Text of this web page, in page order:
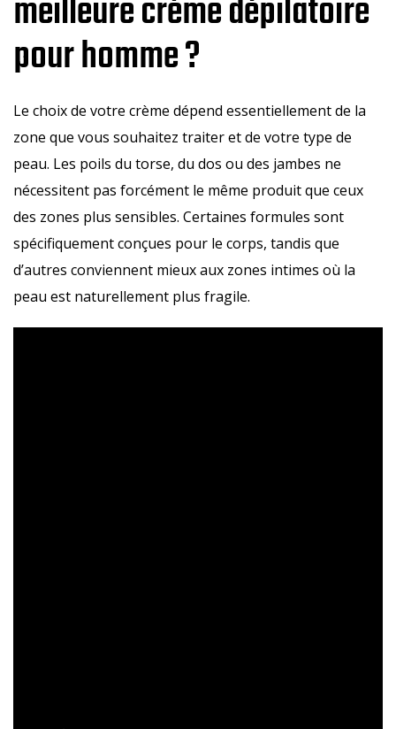
meilleure crème dépilatoire
pour homme ?
Le choix de votre crème dépend essentiellement de la
zone que vous souhaitez traiter et de votre type de
peau. Les poils du torse, du dos ou des jambes ne
nécessitent pas forcément le même produit que ceux
des zones plus sensibles. Certaines formules sont
spécifiquement conçues pour le corps, tandis que
d’autres conviennent mieux aux zones intimes où la
peau est naturellement plus fragile.